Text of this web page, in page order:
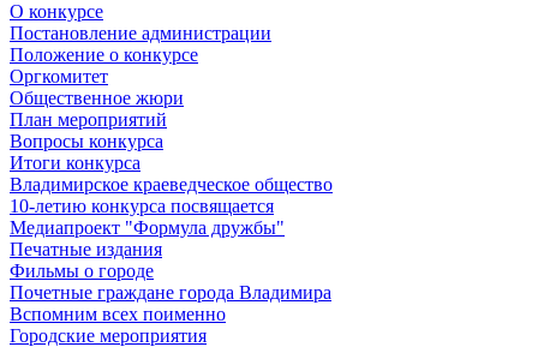
О конкурсе
Постановление администрации
Положение о конкурсе
Оргкомитет
Общественное жюри
План мероприятий
Вопросы конкурса
Итоги конкурса
Владимирское краеведческое общество
10-летию конкурса посвящается
Медиапроект "Формула дружбы"
Печатные издания
Фильмы о городе
Почетные граждане города Владимира
Вспомним всех поименно
Городские мероприятия